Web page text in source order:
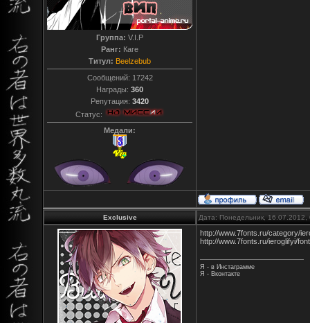
Группа: V.I.P
Ранг: Каге
Титул: Beelzebub
Сообщений: 17242
Награды: 360
Репутация: 3420
Статус:
Медали:
Exclusive Дата: Понедельник,
http://www.7fonts.ru/category/
http://www.7fonts.ru/ieroglifyi/
Я - в Инстаграмме
Я - Вконтакте